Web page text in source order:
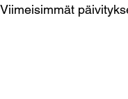
Viimeisimmät